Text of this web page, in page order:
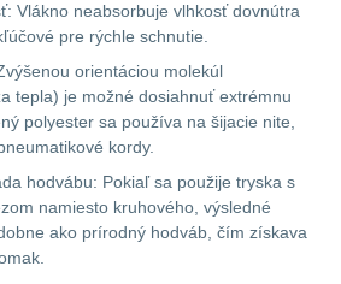
7
8
14
Vlákno neabsorbuje vlhkosť dovnútra
pre rýchle schnutie.
orientáciou molekúl
tepla) je možné dosiahnuť extrémnu
polyester sa používa na šijacie nite,
kordy.
hodvábu: Pokiaľ sa použije tryska s
namiesto kruhového, výsledné
ako prírodný hodváb, čím získava